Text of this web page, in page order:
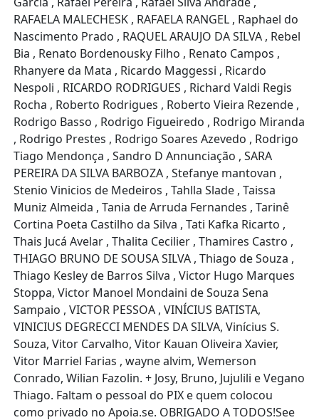
RAFAELA MALECHESK , RAFAELA RANGEL , Raphael do
Nascimento Prado , RAQUEL ARAUJO DA SILVA , Rebel
Bia , Renato Bordenousky Filho , Renato Campos ,
Rhanyere da Mata , Ricardo Maggessi , Ricardo
Nespoli , RICARDO RODRIGUES , Richard Valdi Regis
Rocha , Roberto Rodrigues , Roberto Vieira Rezende ,
Rodrigo Basso , Rodrigo Figueiredo , Rodrigo Miranda
, Rodrigo Prestes , Rodrigo Soares Azevedo , Rodrigo
Tiago Mendonça , Sandro D Annunciação , SARA
PEREIRA DA SILVA BARBOZA , Stefanye mantovan ,
Stenio Vinicios de Medeiros , Tahlla Slade , Taissa
Muniz Almeida , Tania de Arruda Fernandes , Tarinê
Cortina Poeta Castilho da Silva , Tati Kafka Ricarto ,
Thais Jucá Avelar , Thalita Cecilier , Thamires Castro ,
THIAGO BRUNO DE SOUSA SILVA , Thiago de Souza ,
Thiago Kesley de Barros Silva , Victor Hugo Marques
Stoppa, Victor Manoel Mondaini de Souza Sena
Sampaio , VICTOR PESSOA , VINÍCIUS BATISTA,
VINICIUS DEGRECCI MENDES DA SILVA, Vinícius S.
Souza, Vitor Carvalho, Vitor Kauan Oliveira Xavier,
Vitor Marriel Farias , wayne alvim, Wemerson
Conrado, Wilian Fazolin. + Josy, Bruno, Jujulili e Vegano
Thiago. Faltam o pessoal do PIX e quem colocou
como privado no Apoia.se. OBRIGADO A TODOS!See